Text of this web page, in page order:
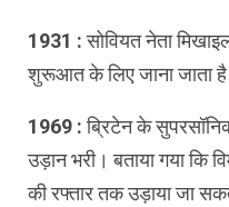
1931 :सोवियत नेता
शुरूआत के लिए जाना जाता
1969 :ब्रिटेन के
उड़ान भरी। बताया गया कि
की रफ्तार तक उड़ाया जा